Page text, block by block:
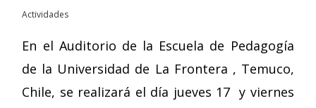
Actividades
En el Auditorio de la Escuela de Pedagogía
de la Universidad de La Frontera , Temuco,
Chile, se realizará el día jueves 17 y viernes